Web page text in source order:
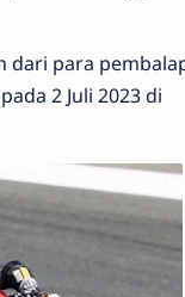
para
2 Juli 2023 di